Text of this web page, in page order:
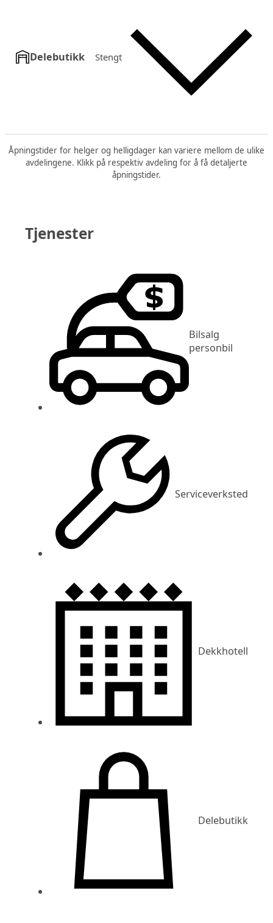
Delebutikk Stengt
Åpningstider for helger og helligdager kan variere mellom de ulike
avdelingene. Klikk på respektiv avdeling for å få detaljerte
åpningstider.
Tjenester
Bilsalg
personbil
Serviceverksted
Dekkhotell
Delebutikk